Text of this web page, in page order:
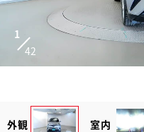
1
42
外観 室内